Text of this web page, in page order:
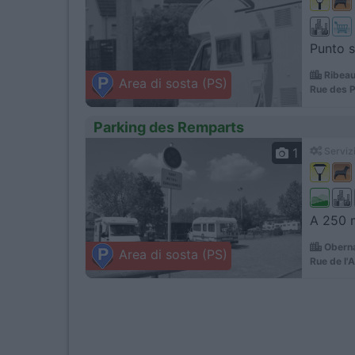
Area di sosta (PS)
Punto
Rue des
Parking des Remparts
Area di sosta (PS)
1
A 250
Rue de